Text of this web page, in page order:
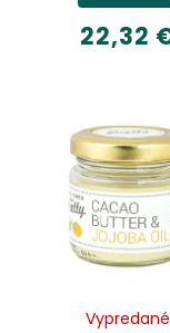
22,32
Vypredané